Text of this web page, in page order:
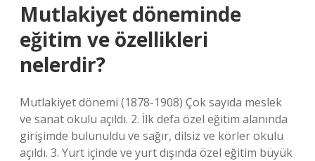
Mutlakiyet döneminde
eğitim ve özellikleri
nelerdir?
Mutlakiyet dönemi (1878-1908) Çok sayıda meslek
ve sanat okulu açıldı. 2. İlk defa özel eğitim alanında
girişimde bulunuldu ve sağır, dilsiz ve körler okulu
açıldı. 3. Yurt içinde ve yurt dışında özel eğitim büyük